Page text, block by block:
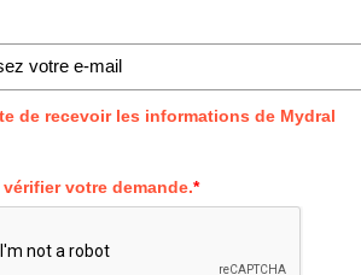
de recevoir les informations de Mydral
vérifier votre demande.*